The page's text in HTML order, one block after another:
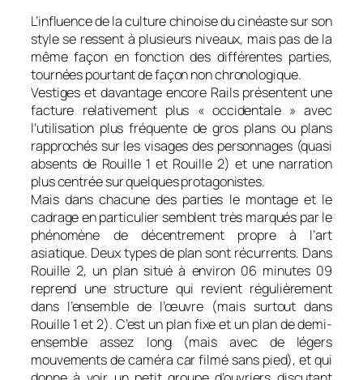
L’influence de la culture chinoise du cinéaste sur son
style se ressent à plusieurs niveaux, mais pas de la
même façon en fonction des différentes parties,
tournées pourtant de façon non chronologique.
Vestiges et davantage encore Railsprésentent une
facture relativement plus « occidentale » avec
l’utilisation plus fréquente de gros plans ou plans
rapprochés sur les visages des personnages (quasi
absents de Rouille1 et Rouille2) et une narration
plus centrée sur quelques protagonistes.
Mais dans chacune des parties le montage et le
cadrage en particulier semblent très marqués par le
phénomène de décentrement propre à l’art
asiatique. Deux types de plan sont récurrents. Dans
Rouille 2, un plan situé à environ 06 minutes 09
reprend une structure qui revient régulièrement
dans l’ensemble de l’œuvre (mais surtout dans
Rouille 1 et 2). C’est un plan fixe et un plan de demi-
ensemble assez long (mais avec de légers
mouvements de caméra car filmé sans pied), et qui